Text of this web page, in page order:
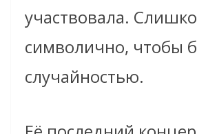
участвовала.
символично, чтобы
случайностью.